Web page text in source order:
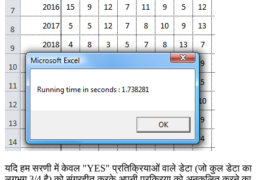
यदि हम सरणी में केवल "YES" प्रतिक्रियाओं वाले डेटा (जो कुल डेटा का